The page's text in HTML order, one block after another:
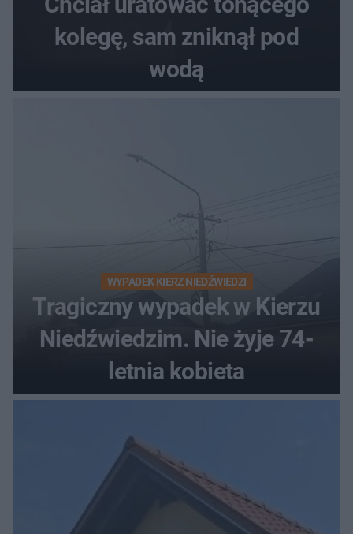
kolegę, sam zniknął pod
wodą
WYPADEK KIERZ NIEDŹWIEDZI
Tragiczny wypadek w Kierzu
Niedźwiedzim. Nie żyje 74-
letnia kobieta